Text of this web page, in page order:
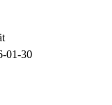
01-30